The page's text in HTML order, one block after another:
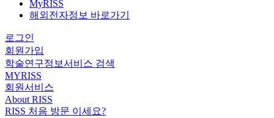
MyRISS
해외전자정보 바로가기
로그인
회원가입
학술연구정보서비스 검색
MYRISS
회원서비스
About RISS
RISS 처음 방문 이세요?